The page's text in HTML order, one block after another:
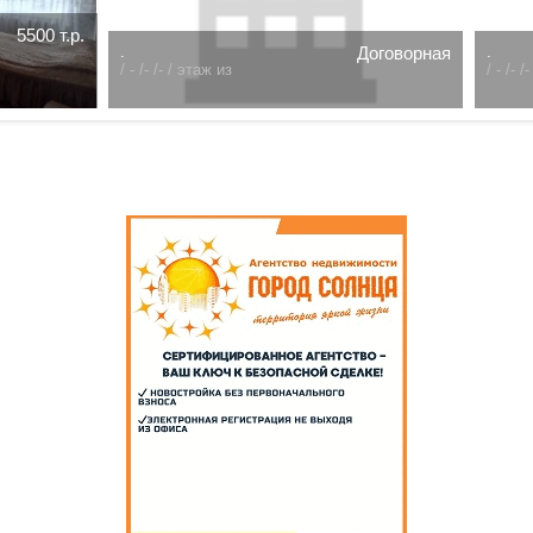
2-я Поселковая
р-н/77.5 /48 /12 /
11600 т.р.
3 комн.Омск. улица Гусарова 48
Центральный р-н/